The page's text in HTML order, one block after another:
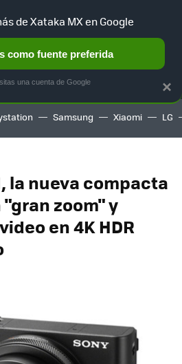
HOME AUTO TERRITORIO
Samsung Xiaomi LG
la nueva compacta
zoom" y
en 4K HDR
×
de Xataka MX en Google
como fuente preferida
una cuenta de Google